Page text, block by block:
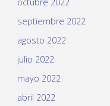
septiembre 2022
agosto 2022
julio 2022
mayo 2022
abril 2022